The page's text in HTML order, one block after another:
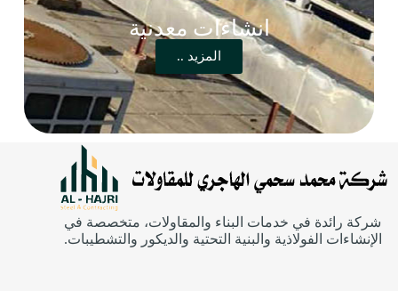
انشاءات معدنية
المزيد ..
شركة رائدة في خدمات البناء والمقاولات، متخصصة في
الإنشاءات الفولاذية والبنية التحتية والديكور والتشطيبات.